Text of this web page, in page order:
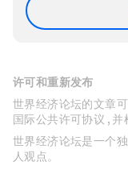
许可和重新发布
世界经济论坛的文章
国际公共许可协议 , 并
世界经济论坛是一个
人观点。